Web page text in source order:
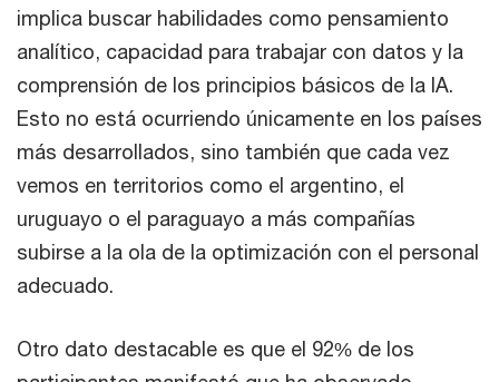
implica buscar habilidades como pensamiento
analítico, capacidad para trabajar con datos y la
comprensión de los principios básicos de la IA.
Esto no está ocurriendo únicamente en los países
más desarrollados, sino también que cada vez
vemos en territorios como el argentino, el
uruguayo o el paraguayo a más compañías
subirse a la ola de la optimización con el personal
adecuado.
Otro dato destacable es que el 92% de los